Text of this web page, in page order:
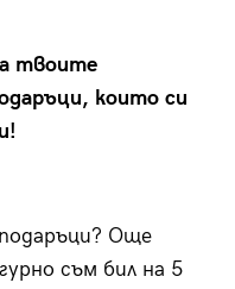
твоите
които си
Още
съм бил на 5